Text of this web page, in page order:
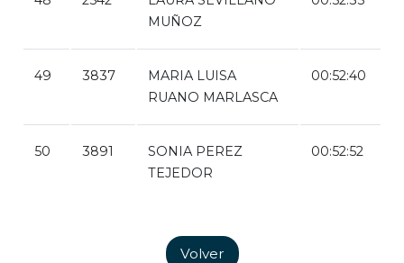
MUÑOZ
49 3837
MARIA LUISA
RUANO MARLASCA
00:52:40
50 3891
SONIA PEREZ
TEJEDOR
00:52:52
Volver